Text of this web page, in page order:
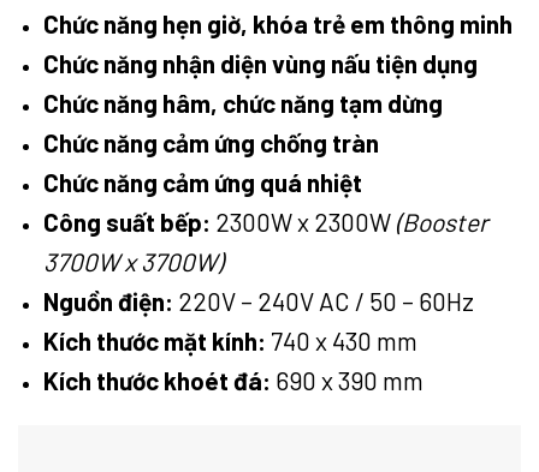
Chức năng hẹn giờ, khóa trẻ em thông minh
Chức năng nhận diện vùng nấu tiện dụng
Chức năng hâm, chức năng tạm dừng
Chức năng cảm ứng chống tràn
Chức năng cảm ứng quá nhiệt
Công suất bếp: 2300W x 2300W (Booster
3700W x 3700W)
Nguồn điện: 220V – 240V AC / 50 – 60Hz
Kích thước mặt kính: 740 x 430 mm
Kích thước khoét đá: 690 x 390 mm